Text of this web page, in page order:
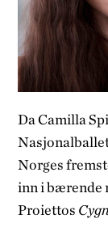
Da Camilla
Norges
inn i bærende
Proiettos